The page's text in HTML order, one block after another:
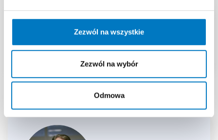
Zezwól na wszystkie
Zezwól na wybór
Odmowa
Astma oskrzelowa łagodna
i umiarkowana diagnostyka
i leczenie (alergologia)